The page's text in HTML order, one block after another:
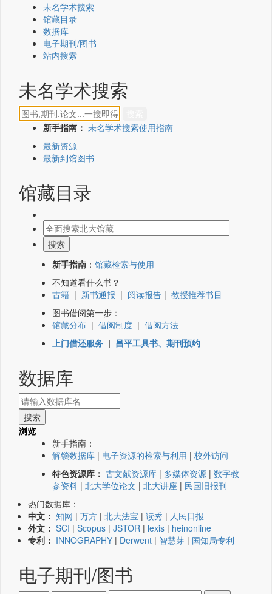
未名学术搜索
馆藏目录
数据库
电子期刊/图书
站内搜索
未名学术搜索
新手指南： 未名学术搜索使用指南
最新资源
最新到馆图书
馆藏目录
新手指南 ： 馆藏检索与使用
不知道看什么书？
古籍 | 新书通报 | 阅读报告 | 教授推荐书目
图书借阅第一步：
馆藏分布 | 借阅制度 | 借阅方法
上门借还服务 | 昌平工具书、期刊预约
数据库
浏览
新手指南：
解锁数据库 | 电子资源的检索与利用 | 校外访问
特色资源库： 古文献资源库 | 多媒体资源 | 数字教
参资料 | 北大学位论文 | 北大讲座 | 民国旧报刊
热门数据库：
中文： 知网 | 万方 | 北大法宝 | 读秀 | 人民日报
外文： SCI | Scopus | JSTOR | lexis | heinonline
专利： INNOGRAPHY | Derwent | 智慧芽 | 国知局专利
电子期刊/图书